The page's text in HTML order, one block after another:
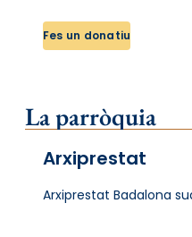
Fes un donatiu
La parròquia
Arxiprestat
Arxiprestat Badalona